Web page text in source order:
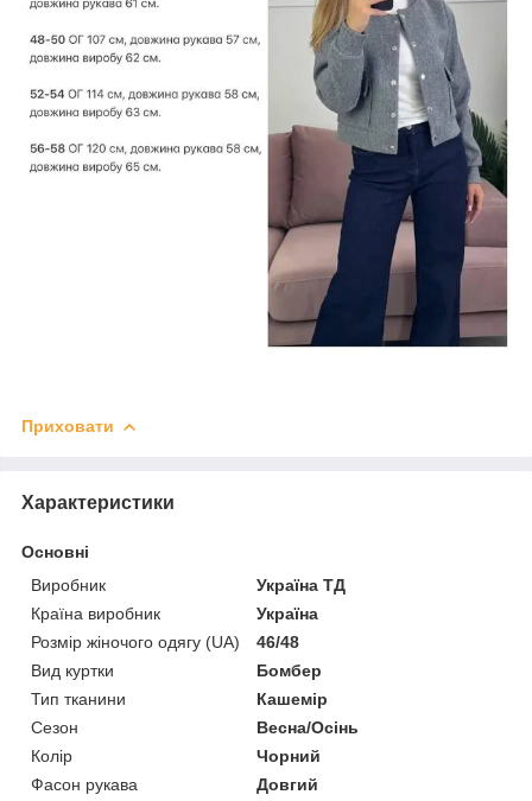
Приховати
Характеристики
Основні
Виробник
Україна ТД
Країна виробник
Україна
Розмір жіночого одягу (UA)
46/48
Вид куртки
Бомбер
Тип тканини
Кашемір
Сезон
Весна/Осінь
Колір
Чорний
Фасон рукава
Довгий